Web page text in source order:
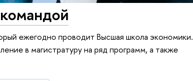
ежегодно проводит Высшая школа экономики.
в магистратуру на ряд программ, а также